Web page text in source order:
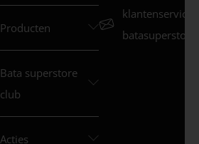
Producten
Bata superstore
club
Acties